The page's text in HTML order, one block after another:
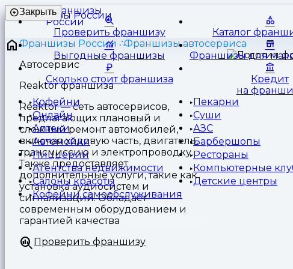
Франшизы
России
Закрыть
Проверить франшизу Каталог
Выгодные франшизы Франшизы для
Сколько стоит франшиза
Кредит
на
Кофейни
Пекарни
Онлайн
Суши
Аптеки
АЗС
Автомойки
Барбершопы
Пиццерии
Рестораны
Агентства недвижимости
Компьютерные
Салоны красоты
Детские центры
Кофейни самообслуживания
Франшизы России
Франшизы автосервиса
Автосервис
Reaktor франшиза
Reaktor — сеть автосервисов,
предлагающих плановый и
сложный ремонт автомобилей,
включая ходовую часть, двигатель,
трансмиссию и электропроводку.
Также предоставляет
дополнительные услуги, такие как
установка аудиосистем и
сигнализаций. Обладает
современным оборудованием и
гарантией качества
Проверить франшизу